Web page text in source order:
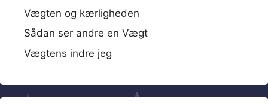
Vægten og kærligheden
Sådan ser andre en Vægt
Vægtens indre jeg